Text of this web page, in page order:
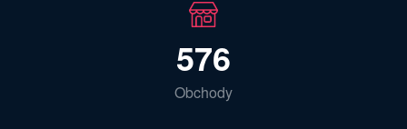
576
Obchody